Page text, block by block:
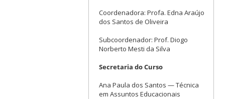
Coordenadora: Profa. Edna Araújo
dos Santos de Oliveira
Subcoordenador: Prof. Diogo
Norberto Mesti da Silva
Secretaria do Curso
Ana Paula dos Santos — Técnica
em Assuntos Educacionais